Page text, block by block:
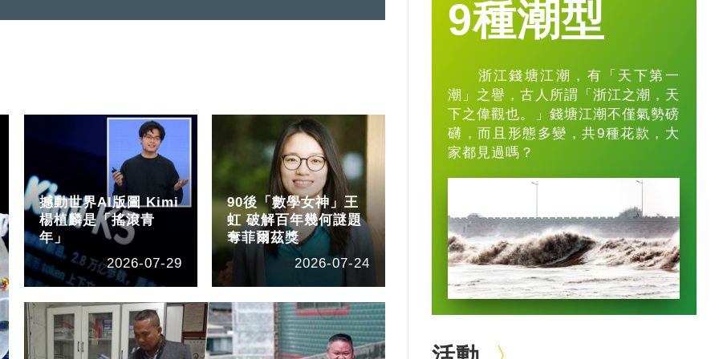
撼動世界AI版圖 Kimi
楊植麟是「搖滾青
年」
2026-07-29
90後「數學女神」王
虹 破解百年幾何謎題
奪菲爾茲獎
2026-07-24
9種潮型
浙江錢塘江潮，有「天下第一
潮」之譽，古人所謂「浙江之潮，天
下之偉觀也。」錢塘江潮不僅氣勢磅
礴，而且形態多變，共9種花款，大
家都見過嗎？